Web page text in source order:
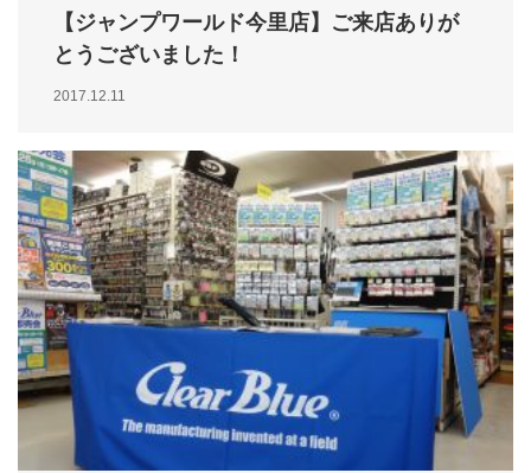
【ジャンプワールド今里店】ご来店ありが
とうございました！
2017.12.11